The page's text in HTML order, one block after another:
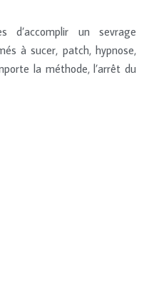
d’accomplir un sevrage
à sucer, patch, hypnose,
la méthode, l’arrêt du